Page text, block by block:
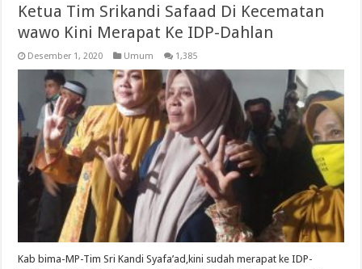
Ketua Tim Srikandi Safaad Di Kecematan
wawo Kini Merapat Ke IDP-Dahlan
Desember 1, 2020 Umum 1,385
Kab bima-MP-Tim Sri Kandi Syafa’ad,kini sudah merapat ke IDP-